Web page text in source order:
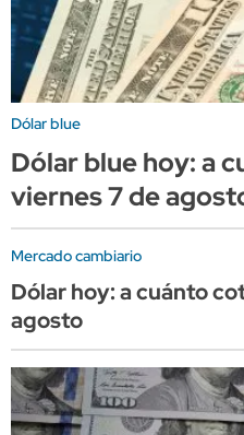
Dólar blue
Dólar blue hoy: a
viernes 7 de
Mercado cambiario
Dólar hoy: a cuánto
agosto